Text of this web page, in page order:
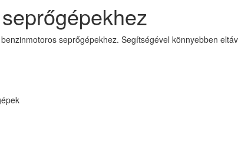
seprőgépekhez. Segítségével könnyebben